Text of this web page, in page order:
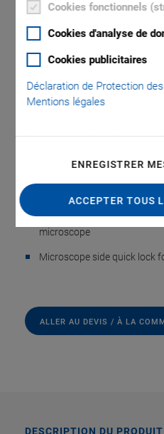
Cookies fonctionnels
Cookies d'analyse de
Cookies publicitaires
Déclaration de Protection
Mentions légales
ENREGISTRER
ACCEPTER TOUS
P-721.xQ
Adapters
Focus
(Suitable for P-725.CDD /
microscope
Microscope side quick lock
ALLER AU DEVIS / À LA
DESCRIPTION DU PRODUIT